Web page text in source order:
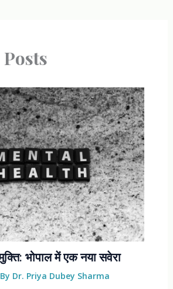
भोपाल में एक नया सवेरा
Dr. Priya Dubey Sharma